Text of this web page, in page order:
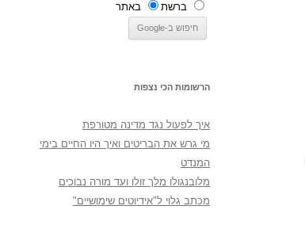
ברשת באתר
הרשומות הכי נצפות
איך לפעול נגד מדינה מטורפת
מי גרש את הבריטים ואיך היו החיים בימי
המנדט
מלובנגולו מלך זולו ועד מורה נבוכים
מכתב גלוי ל"אידיוטים שימושיים"